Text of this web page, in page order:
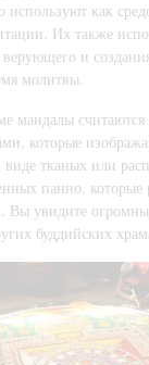
используют как
Их также
верующего и
молитвы.
мандалы
которые
тканых или
панно,
Вы увидите
буддийских